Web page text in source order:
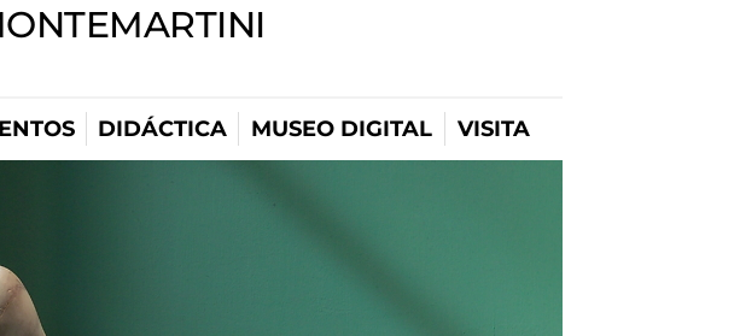
DIDÁCTICA MUSEO DIGITAL VISITA